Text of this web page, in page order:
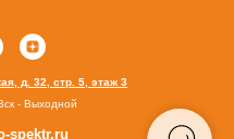
д. 32, стр. 5, этаж 3
spektr.ru
- Выходной